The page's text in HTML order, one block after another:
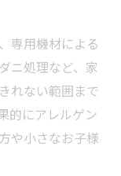
専用機材による
ニ処理など、家
れない範囲まで
的にアレルゲン
や小さなお子様